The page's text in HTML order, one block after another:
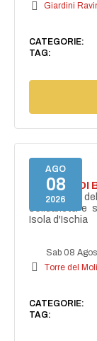
Giardini
CATEGORIE:
TAG:
AGO
08
2026
TORNEO DI
Il ricavato
solidarietà e
Isola d'Ischia
Sab 08
Torre del
CATEGORIE:
TAG: